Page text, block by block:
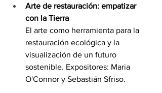
Arte de restauración: empatizar
con la Tierra
El arte como herramienta para la
restauración ecológica y la
visualización de un futuro
sostenible. Expositores: Maria
O'Connor y Sebastián Sfriso.